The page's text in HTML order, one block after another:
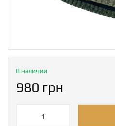
В наличии
980 грн